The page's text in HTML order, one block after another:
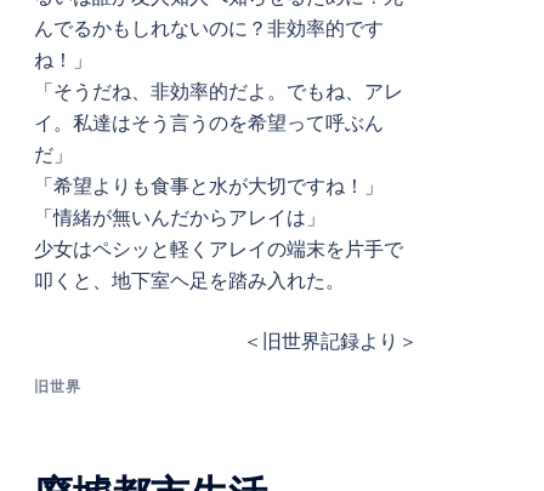
んでるかもしれないのに？非効率的です
ね！」
「そうだね、非効率的だよ。でもね、アレ
イ。私達はそう言うのを希望って呼ぶん
だ」
「希望よりも食事と水が大切ですね！」
「情緒が無いんだからアレイは」
少女はペシッと軽くアレイの端末を片手で
叩くと、地下室ヘ足を踏み入れた。
＜旧世界記録より＞
旧世界